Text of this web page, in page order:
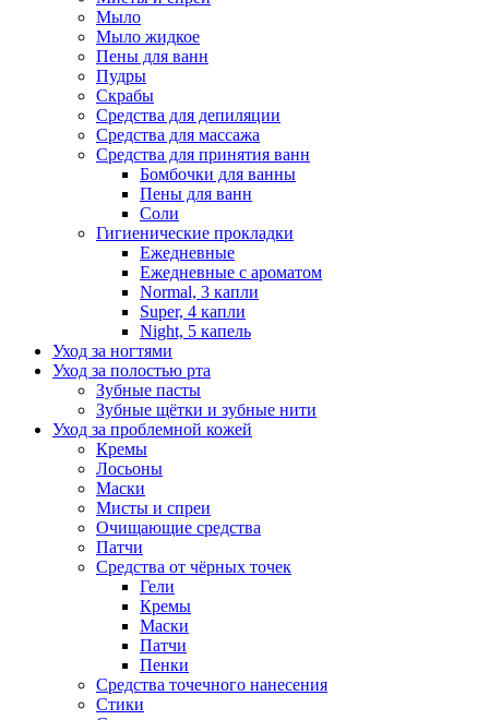
Мыло
Мыло жидкое
Пены для ванн
Пудры
Скрабы
Средства для депиляции
Средства для массажа
Средства для принятия ванн
Бомбочки для ванны
Пены для ванн
Соли
Гигиенические прокладки
Ежедневные
Ежедневные с ароматом
Normal, 3 капли
Super, 4 капли
Night, 5 капель
Уход за ногтями
Уход за полостью рта
Зубные пасты
Зубные щётки и зубные нити
Уход за проблемной кожей
Кремы
Лосьоны
Маски
Мисты и спреи
Очищающие средства
Патчи
Средства от чёрных точек
Гели
Кремы
Маски
Патчи
Пенки
Средства точечного нанесения
Стики